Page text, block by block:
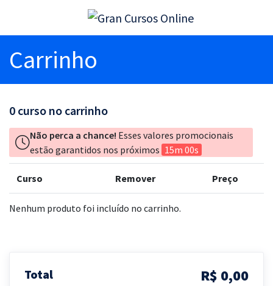
Carrinho
0 curso no carrinho
Não perca a chance! Esses valores promocionais
estão garantidos nos próximos 15m 00s
Curso Remover Preço
Nenhum produto foi incluído no carrinho.
Total R$ 0,00